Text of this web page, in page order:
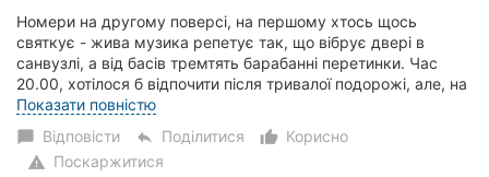
Номери на другому поверсі, на першому хтось щось
святкує - жива музика репетує так, що вібрує двері в
санвузлі, а від басів тремтять барабанні перетинки. Час
20.00, хотілося б відпочити після тривалої подорожі, але, на
жаль, доведеться чекати, поки л...
Показати повністю
chat_bubble Відповісти reply Поділитися thumb_up_alt
Корисно
warning Поскаржитися